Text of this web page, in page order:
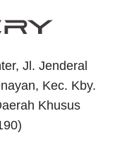
Jl. Jenderal
Kec. Kby.
Khusus